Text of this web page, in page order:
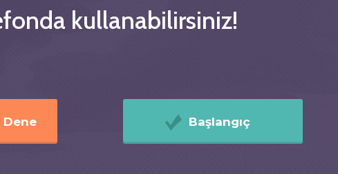
kullanabilirsiniz!
Dene Başlangıç